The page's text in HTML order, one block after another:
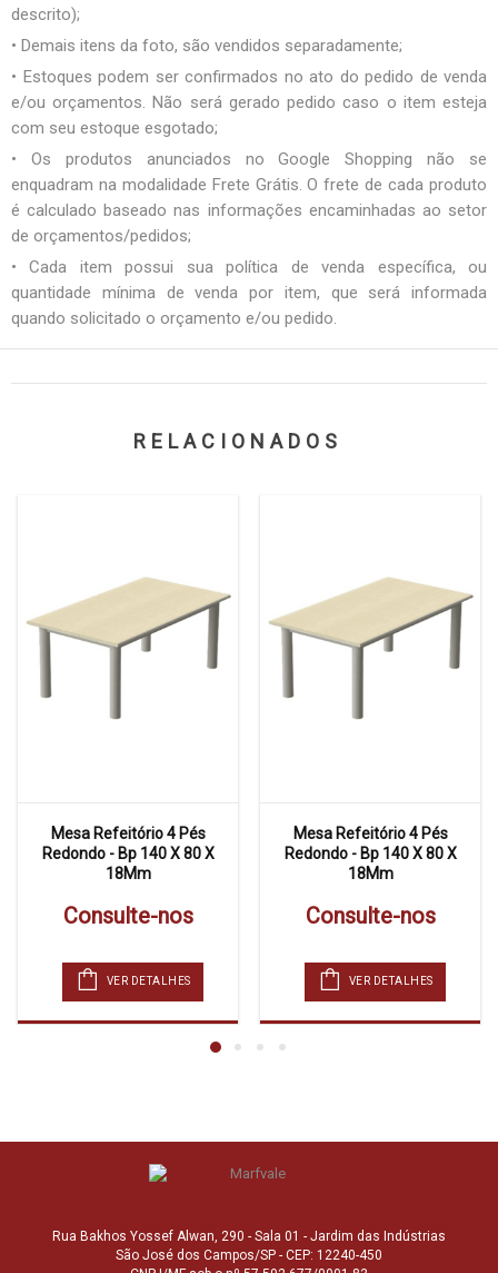
descrito);
• Demais itens da foto, são vendidos separadamente;
• Estoques podem ser confirmados no ato do pedido de venda
e/ou orçamentos. Não será gerado pedido caso o item esteja
com seu estoque esgotado;
• Os produtos anunciados no Google Shopping não se
enquadram na modalidade Frete Grátis. O frete de cada produto
é calculado baseado nas informações encaminhadas ao setor
de orçamentos/pedidos;
• Cada item possui sua política de venda específica, ou
quantidade mínima de venda por item, que será informada
quando solicitado o orçamento e/ou pedido.
RELACIONADOS
Mesa Refeitório 4 Pés
Redondo - Bp 140 X 80 X
18Mm
Consulte-nos
VER DETALHES
Mesa Refeitório 4 Pés
Redondo - Bp 140 X 80 X
18Mm
Consulte-nos
VER DETALHES
Rua Bakhos Yossef Alwan, 290 - Sala 01 - Jardim das Indústrias
São José dos Campos/SP - CEP: 12240-450